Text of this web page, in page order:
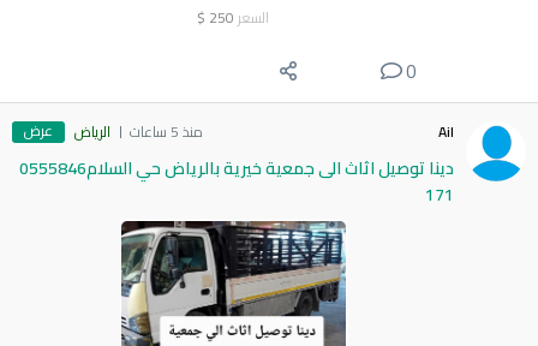
السعر 250
$
0
Ail منذ 5 ساعات الرياض عرض
دينا توصيل اثاث الى جمعية خيرية بالرياض حي السلام0555846
171